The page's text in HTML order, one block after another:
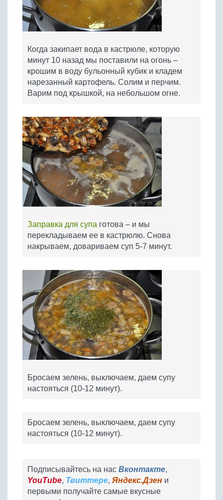
Когда закипает вода в кастрюле, которую
минут 10 назад мы поставили на огонь –
крошим в воду бульонный кубик и кладем
нарезанный картофель. Солим и перчим.
Варим под крышкой, на небольшом огне.
Заправка для супа готова – и мы
перекладываем ее в кастрюлю. Снова
накрываем, довариваем суп 5-7 минут.
Бросаем зелень, выключаем, даем супу
настояться (10-12 минут).
Бросаем зелень, выключаем, даем супу
настояться (10-12 минут).
Подписывайтесь на нас Вконтакте,
YouTube, Твиттере, Яндекс.Дзен и
первыми получайте самые вкусные